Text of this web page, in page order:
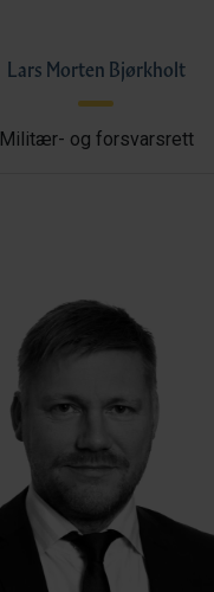
Lars Morten Bjørkholt
Militær- og forsvarsrett